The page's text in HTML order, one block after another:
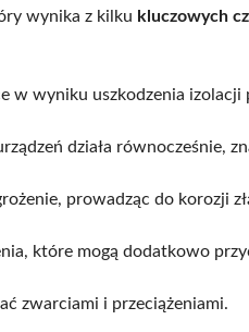
wynika z kilku kluczowych
w wyniku uszkodzenia izolacji
działa równocześnie,
prowadząc do korozji
które mogą dodatkowo
zwarciami i przeciążeniami.